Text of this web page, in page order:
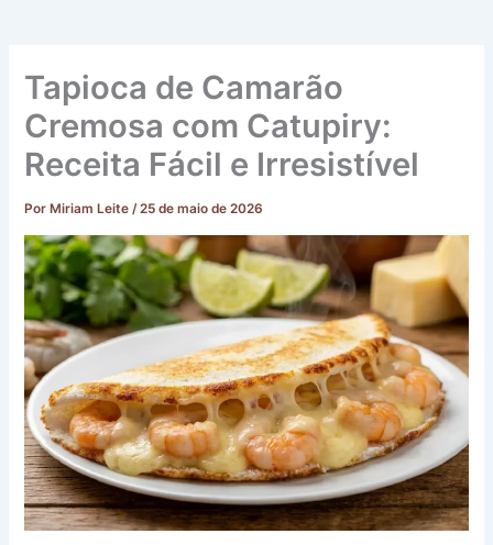
Tapioca de Camarão
Cremosa com Catupiry:
Receita Fácil e Irresistível
Por Miriam Leite/25 de maio de 2026